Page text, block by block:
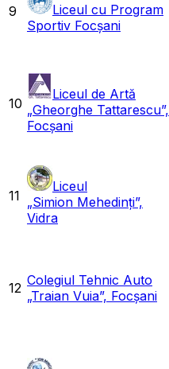
9
Liceul cu Program
Sportiv Focșani
10
Liceul de Artă
„Gheorghe Tattarescu”,
Focșani
11
Liceul
„Simion Mehedinți”,
Vidra
12 Colegiul Tehnic Auto
„Traian Vuia”, Focșani